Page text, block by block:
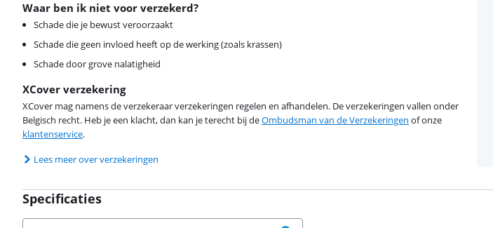
Waar ben ik niet voor verzekerd?
Schade die je bewust veroorzaakt
Schade die geen invloed heeft op de werking (zoals krassen)
Schade door grove nalatigheid
XCover verzekering
XCover mag namens de verzekeraar verzekeringen regelen en afhandelen. De verzekeringen vallen onder
Belgisch recht. Heb je een klacht, dan kan je terecht bij deOmbudsman van de Verzekeringen of onze
klantenservice.
Lees meer over verzekeringen
Specificaties